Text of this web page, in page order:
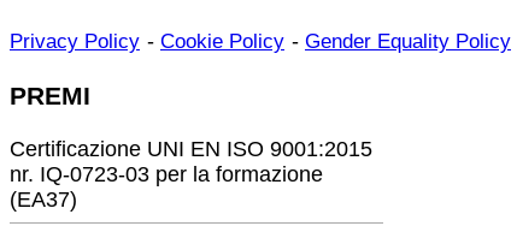
Privacy Policy - Cookie Policy - Gender Equality Policy
PREMI
Certificazione UNI EN ISO 9001:2015
nr. IQ-0723-03 per la formazione
(EA37)